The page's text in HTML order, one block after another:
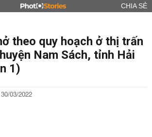
CHIA SẺ
theo quy hoạch ở thị trấn
Nam Sách, tỉnh Hải
1)
03/2022